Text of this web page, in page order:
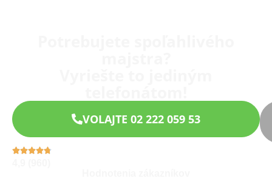
VOLAJTE 02 222 059 53